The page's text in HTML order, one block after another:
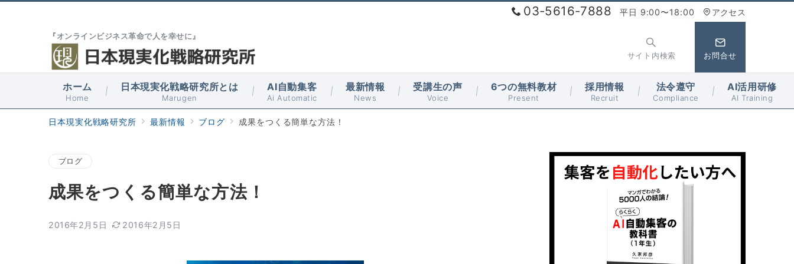
03-5616-7888 平日 9:00〜18:00 アクセス
『オンラインビジネス革命で人を幸せに』
サイト内検索 お問合せ
ホーム
Home
日本現実化戦略研究所とは
Marugen
AI自動集客
Ai Automatic
最新情報
News
受講生の声
Voice
6つの無料教材
Present
採用情報
Recruit
法令遵守
Compliance
AI活用研修
AI Training
日本現実化戦略研究所 最新情報 ブログ 成果をつくる簡単な方法！
ブログ
成果をつくる簡単な方法！
2016年2月5日 2016年2月5日